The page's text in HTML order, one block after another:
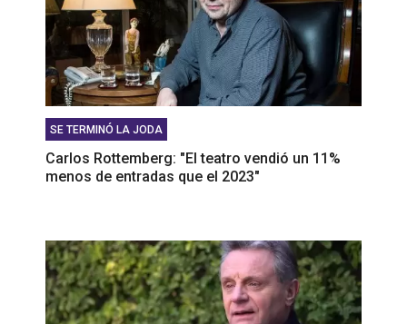
SE TERMINÓ LA JODA
Carlos Rottemberg: "El teatro vendió un 11%
menos de entradas que el 2023"